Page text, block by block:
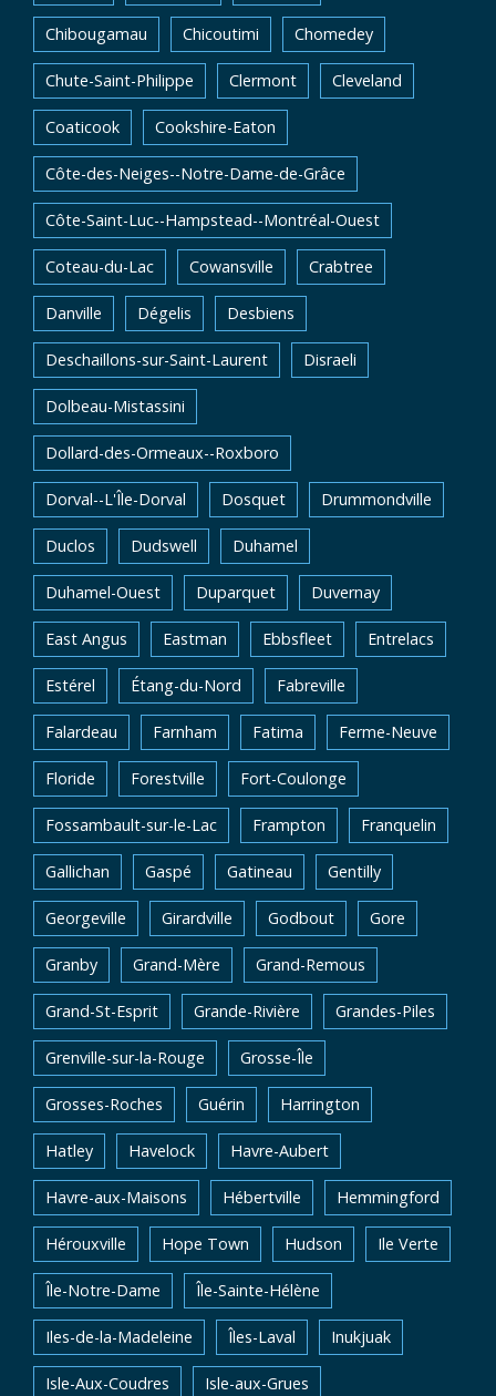
Chibougamau Chicoutimi Chomedey
Chute-Saint-Philippe Clermont Cleveland
Coaticook Cookshire-Eaton
Côte-des-Neiges--Notre-Dame-de-Grâce
Côte-Saint-Luc--Hampstead--Montréal-Ouest
Coteau-du-Lac Cowansville Crabtree
Danville Dégelis Desbiens
Deschaillons-sur-Saint-Laurent Disraeli
Dolbeau-Mistassini
Dollard-des-Ormeaux--Roxboro
Dorval--L'Île-Dorval Dosquet Drummondville
Duclos Dudswell Duhamel
Duhamel-Ouest Duparquet Duvernay
East Angus Eastman Ebbsfleet Entrelacs
Estérel Étang-du-Nord Fabreville
Falardeau Farnham Fatima Ferme-Neuve
Floride Forestville Fort-Coulonge
Fossambault-sur-le-Lac Frampton Franquelin
Gallichan Gaspé Gatineau Gentilly
Georgeville Girardville Godbout Gore
Granby Grand-Mère Grand-Remous
Grand-St-Esprit Grande-Rivière Grandes-Piles
Grenville-sur-la-Rouge Grosse-Île
Grosses-Roches Guérin Harrington
Hatley Havelock Havre-Aubert
Havre-aux-Maisons Hébertville Hemmingford
Hérouxville Hope Town Hudson Ile Verte
Île-Notre-Dame Île-Sainte-Hélène
Iles-de-la-Madeleine Îles-Laval Inukjuak
Isle-Aux-Coudres Isle-aux-Grues